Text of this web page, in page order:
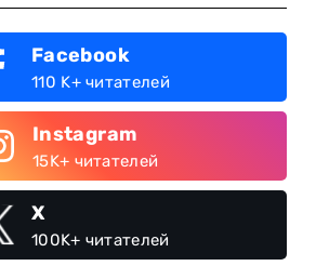
Facebook
110 K+ читателей
Instagram
15K+ читателей
X
100K+ читателей